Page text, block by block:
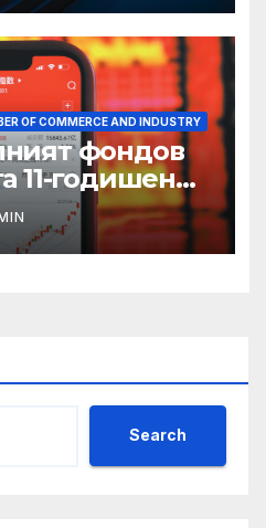
OF COMMERCE AND INDUSTRY
фондов
11-годишен
Search